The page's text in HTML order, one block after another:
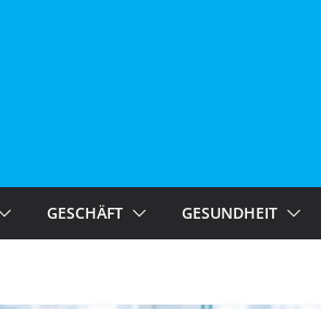
GESCHÄFT GESUNDHEIT